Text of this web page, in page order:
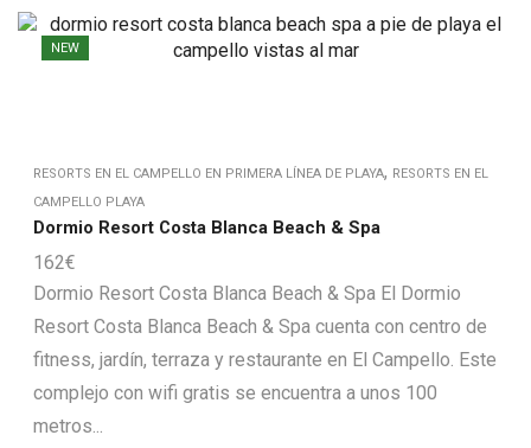
NEW
RESORTS EN EL CAMPELLO EN PRIMERA LÍNEA DE PLAYA, RESORTS EN EL
CAMPELLO PLAYA
Dormio Resort Costa Blanca Beach & Spa
162€
Dormio Resort Costa Blanca Beach & Spa El Dormio
Resort Costa Blanca Beach & Spa cuenta con centro de
fitness, jardín, terraza y restaurante en El Campello. Este
complejo con wifi gratis se encuentra a unos 100
metros...